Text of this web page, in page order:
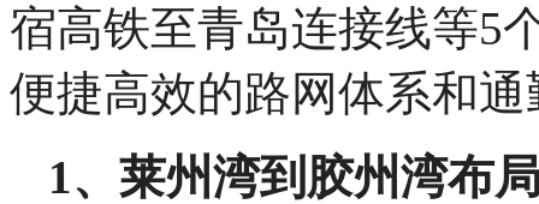
宿高铁至青岛连接线等5
便捷高效的路网体系和
1、莱州湾到胶州湾布